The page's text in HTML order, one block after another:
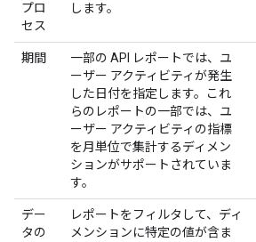
プロ
セス
します。
期間
一部の API レポートでは、ユ
ーザー アクティビティが発生
した日付を指定します。これ
らのレポートの一部では、ユ
ーザー アクティビティの指標
を月単位で集計するディメン
ションがサポートされていま
す。
デー
タの
レポートをフィルタして、ディ
メンションに特定の値が含ま